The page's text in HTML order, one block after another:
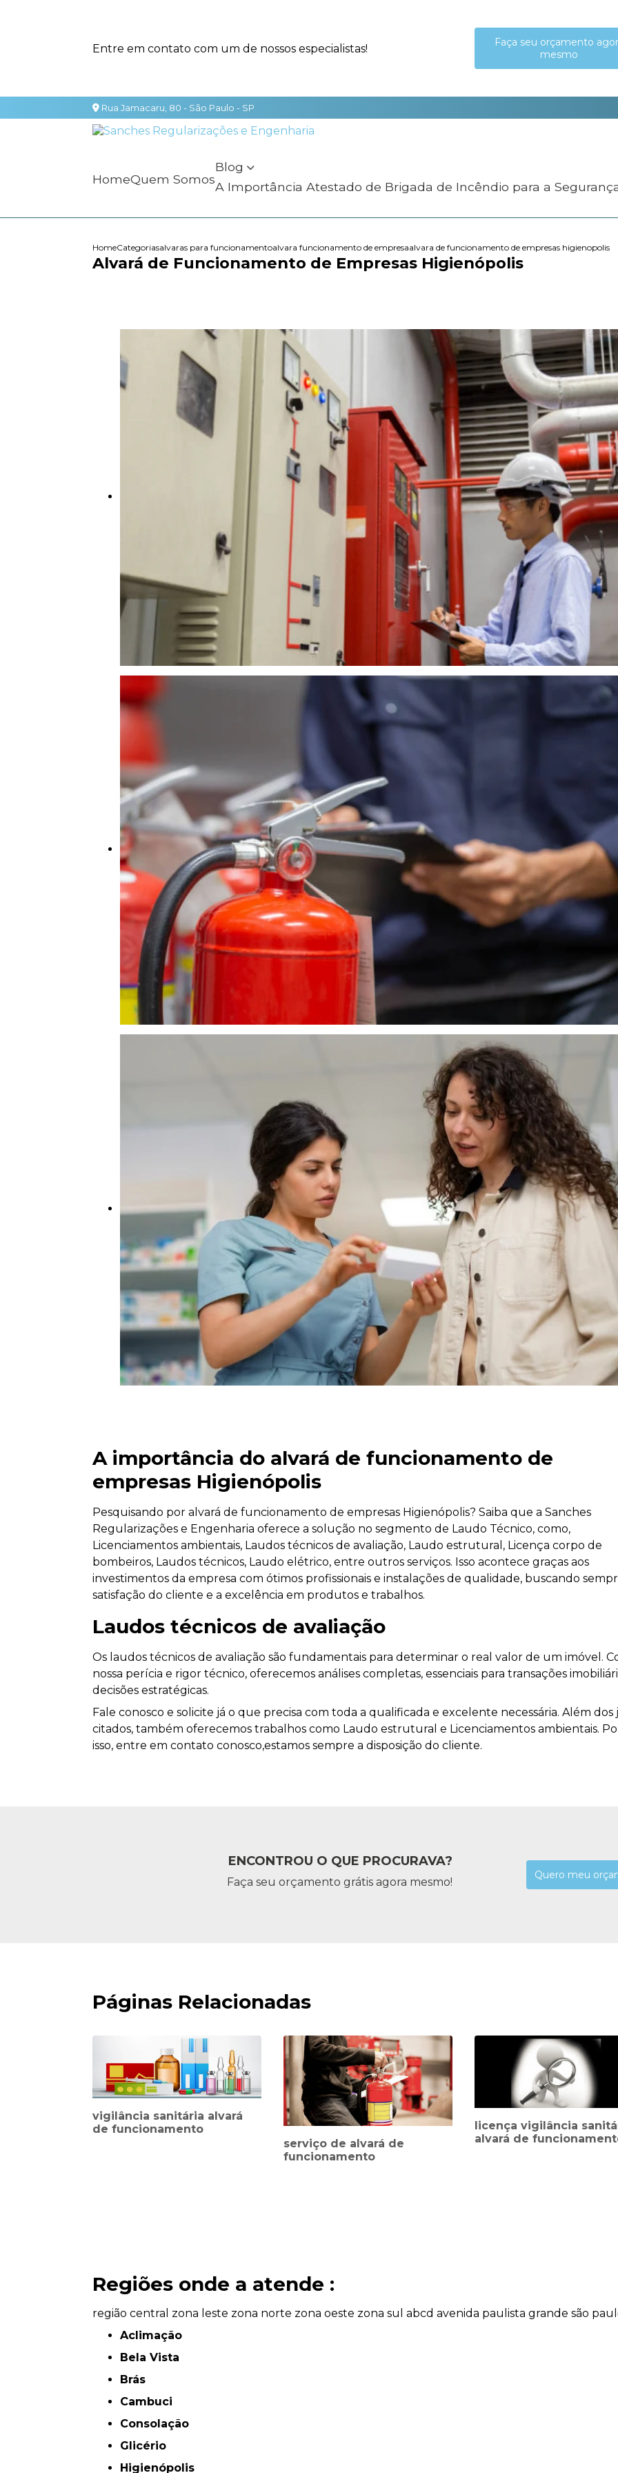
Entre em contato com um de nossos especialistas!
Faça seu orçamento
mesmo
Rua Jamacaru, 80 - São Paulo - SP
Home Quem Somos
Blog
A Importância Atestado de Brigada de Incêndio para a
HomeCategoriasalvaras para funcionamentoalvara funcionamento de empresaalvara de funcionamento de empresas higienopolis
Alvará de Funcionamento de Empresas Higienópolis
A importância do alvará de funcionamento de
empresas Higienópolis
Pesquisando por alvará de funcionamento de empresas Higienópolis? Saiba que a Sanches
Regularizações e Engenharia oferece a solução no segmento de Laudo Técnico, como,
Licenciamentos ambientais, Laudos técnicos de avaliação, Laudo estrutural, Licença corpo de
bombeiros, Laudos técnicos, Laudo elétrico, entre outros serviços. Isso acontece graças aos
investimentos da empresa com ótimos profissionais e instalações de qualidade, buscando
satisfação do cliente e a excelência em produtos e trabalhos.
Laudos técnicos de avaliação
Os laudos técnicos de avaliação são fundamentais para determinar o real valor de um imóvel.
nossa perícia e rigor técnico, oferecemos análises completas, essenciais para transações
decisões estratégicas.
Fale conosco e solicite já o que precisa com toda a qualificada e excelente necessária. Além dos
citados, também oferecemos trabalhos como Laudo estrutural e Licenciamentos ambientais.
isso, entre em contato conosco,estamos sempre a disposição do cliente.
ENCONTROU O QUE PROCURAVA?
Faça seu orçamento grátis agora mesmo!
Quero meu
Páginas Relacionadas
vigilância sanitária alvará
de funcionamento
serviço de alvará de
funcionamento
licença vigilância
alvará de
Regiões onde a atende :
região central zona leste zona norte zona oeste zona sul abcd avenida paulista grande são
Aclimação
Bela Vista
Brás
Cambuci
Consolação
Glicério
Higienópolis